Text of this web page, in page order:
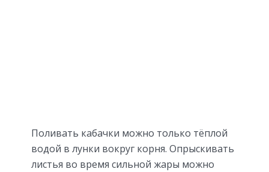
Поливать кабачки можно только тёплой
водой в лунки вокруг корня. Опрыскивать
листья во время сильной жары можно